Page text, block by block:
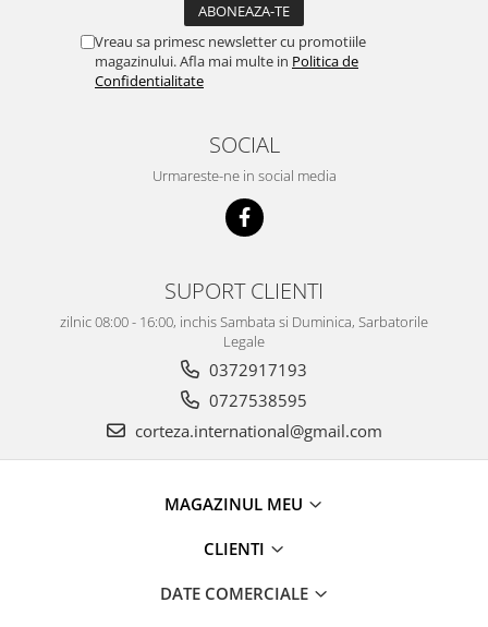
Vreau sa primesc newsletter cu promotiile
magazinului. Afla mai multe in Politica de
Confidentialitate
SOCIAL
Urmareste-ne in social media
SUPORT CLIENTI
zilnic 08:00 - 16:00, inchis Sambata si Duminica, Sarbatorile
Legale
0372917193
0727538595
corteza.international@gmail.com
MAGAZINUL MEU
CLIENTI
DATE COMERCIALE